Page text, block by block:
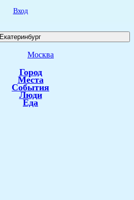
Вход
Екатеринбург
Москва
Город
Места
События
Люди
Еда